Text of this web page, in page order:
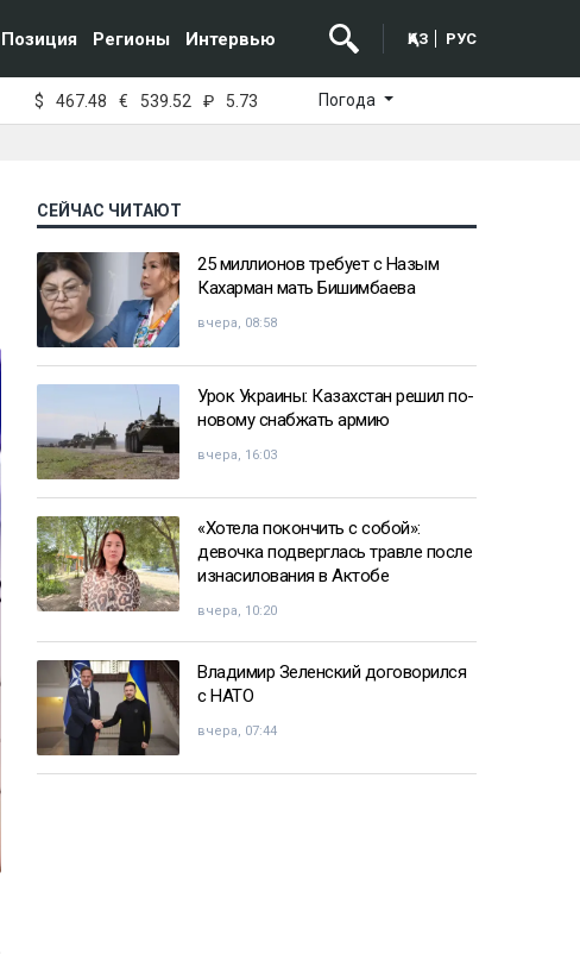
Позиция Регионы Интервью ҚАЗ РУС
$ 467.48 € 539.52 ₽ 5.73 Погода
СЕЙЧАС ЧИТАЮТ
25 миллионов требует с Назым
Кахарман мать Бишимбаева
вчера, 08:58
Урок Украины: Казахстан решил по-
новому снабжать армию
вчера, 16:03
«Хотела покончить с собой»:
девочка подверглась травле после
изнасилования в Актобе
вчера, 10:20
Владимир Зеленский договорился
с НАТО
вчера, 07:44